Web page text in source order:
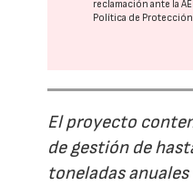
reclamación ante la
Política de
El proyecto
de gestión de
toneladas anuales